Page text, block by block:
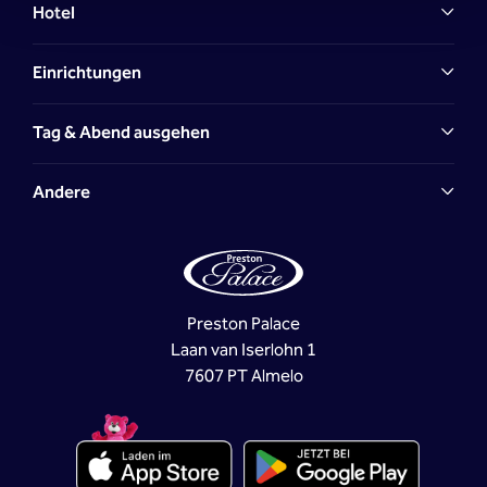
Hotel
Einrichtungen
Tag & Abend ausgehen
Andere
Preston Palace
Laan van Iserlohn 1
7607 PT Almelo